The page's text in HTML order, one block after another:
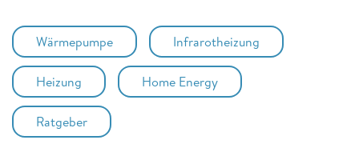
Wärmepumpe Infrarotheizung
Heizung Home Energy
Ratgeber